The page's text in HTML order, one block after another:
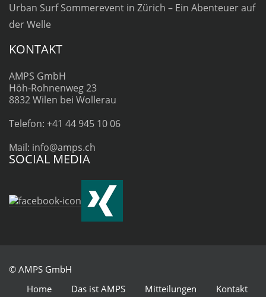
Urban Surf Sommerevent in Zürich – Ein Abenteuer auf
der Welle
KONTAKT
AMPS GmbH
Höh-Rohnenweg 23
8832 Wilen bei Wollerau
Telefon: +41 44 945 10 06
Mail: info@amps.ch
SOCIAL MEDIA
© AMPS GmbH
Home
Das ist AMPS Mitteilungen Kontakt